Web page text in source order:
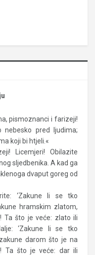
pismoznanci i farizeji!
nebesko pred ljudima;
koji bi htjeli.«
Licemjeri! Obilazite
sljedbenika. A kad ga
dvaput goreg od
‘Zakune li se tko
hramskim zlatom,
Ta što je veće: zlato ili
‘Zakune li se tko
darom što je na
Ta što je veće: dar ili